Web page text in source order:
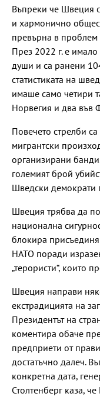
Въпреки че Швеция
и хармонично
превърна в проблем
През 2022 г. е
души и са ранени
статистиката на
имаше само четири
Норвегия и два във
Повечето стрелби
мигрантски
организирани
големият брой
Шведски демократи
Швеция трябва да
национална
блокира
НАТО поради
„терористи“, които
Швеция направи
екстрадицията на
Президентът на
коментира обаче
предприети от
достатъчно далеч.
конкретна дата,
Столтенберг каза,